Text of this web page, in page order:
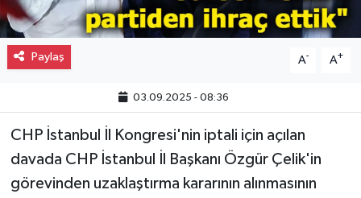
Paylaş A- A+
03.09.2025 - 08:36
CHP İstanbul İl Kongresi'nin iptali için açılan
davada CHP İstanbul İl Başkanı Özgür Çelik'in
görevinden uzaklaştırma kararının alınmasının